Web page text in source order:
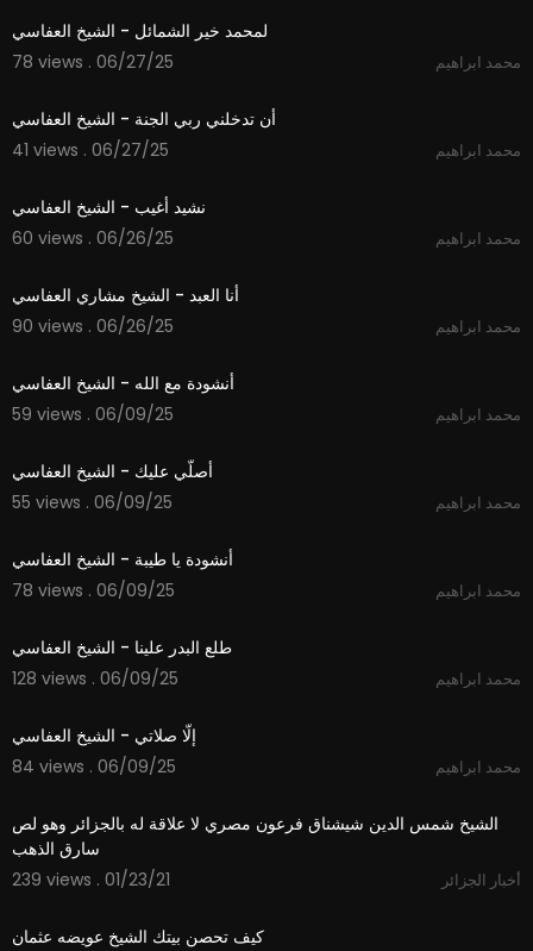
لمحمد خير الشمائل - الشيخ العفاسي
78 views . 06/27/25
محمد ابراهيم
أن تدخلني ربي الجنة - الشيخ العفاسي
41 views . 06/27/25
محمد ابراهيم
نشيد أغيب - الشيخ العفاسي
60 views . 06/26/25
محمد ابراهيم
أنا العبد - الشيخ مشاري العفاسي
90 views . 06/26/25
محمد ابراهيم
أنشودة مع الله - الشيخ العفاسي
59 views . 06/09/25
محمد ابراهيم
أصلّي عليك - الشيخ العفاسي
55 views . 06/09/25
محمد ابراهيم
أنشودة يا طيبة - الشيخ العفاسي
78 views . 06/09/25
محمد ابراهيم
طلع البدر علينا - الشيخ العفاسي
128 views . 06/09/25
محمد ابراهيم
إلّا صلاتي - الشيخ العفاسي
84 views . 06/09/25
محمد ابراهيم
الشيخ شمس الدين شيشناق فرعون مصري لا علاقة له بالجزائر وهو لص
سارق الذهب
239 views . 01/23/21
أخبار الجزائر
كيف تحصن بيتك الشيخ عويضه عثمان